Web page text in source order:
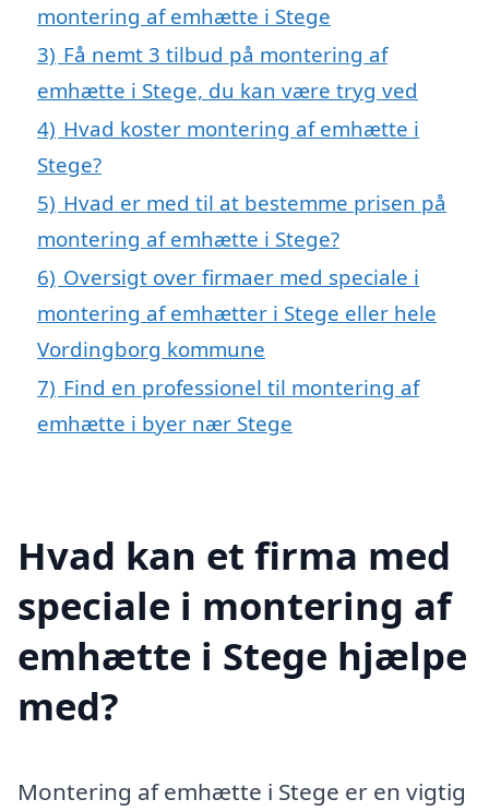
montering af emhætte i Stege
3) Få nemt 3 tilbud på montering af
emhætte i Stege, du kan være tryg ved
4) Hvad koster montering af emhætte i
Stege?
5) Hvad er med til at bestemme prisen på
montering af emhætte i Stege?
6) Oversigt over firmaer med speciale i
montering af emhætter i Stege eller hele
Vordingborg kommune
7) Find en professionel til montering af
emhætte i byer nær Stege
Hvad kan et firma med
speciale i montering af
emhætte i Stege hjælpe
med?
Montering af emhætte i Stege er en vigtig